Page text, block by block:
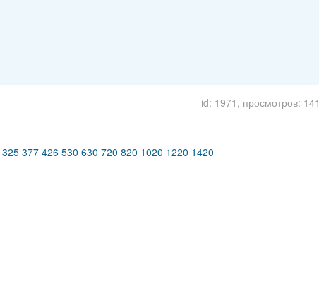
id: 1971, просмотров: 141
377 426 530 630 720 820 1020 1220 1420